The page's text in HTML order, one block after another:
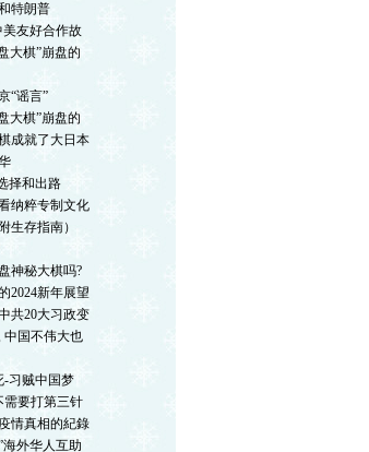
特朗普
美友好合作故
大棋”崩盘的
“谣言”
大棋”崩盘的
成就了大日本
择和出路
纳粹专制文化
生存指南）
神秘大棋吗?
2024新年展望
共20大习政变
中国不伟大也
-习贼中国梦
需要打第三针
情真相的紀錄
海外华人互助